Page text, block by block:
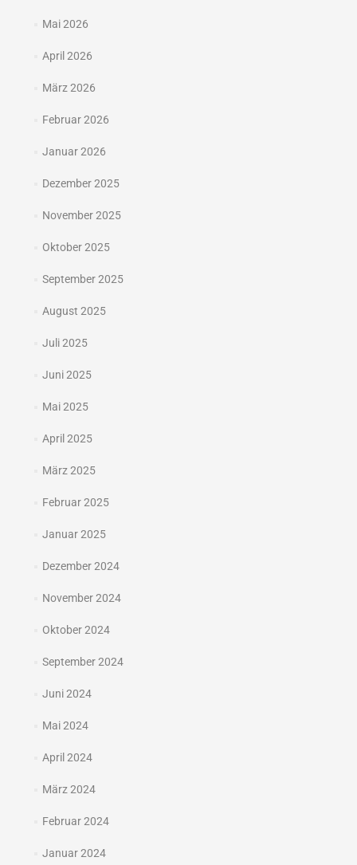
Mai 2026
April 2026
März 2026
Februar 2026
Januar 2026
Dezember 2025
November 2025
Oktober 2025
September 2025
August 2025
Juli 2025
Juni 2025
Mai 2025
April 2025
März 2025
Februar 2025
Januar 2025
Dezember 2024
November 2024
Oktober 2024
September 2024
Juni 2024
Mai 2024
April 2024
März 2024
Februar 2024
Januar 2024